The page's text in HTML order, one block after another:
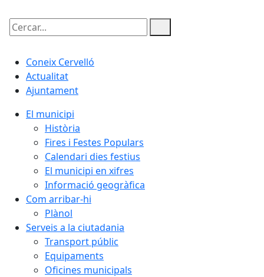
Cercar:
Coneix Cervelló
Actualitat
Ajuntament
El municipi
Història
Fires i Festes Populars
Calendari dies festius
El municipi en xifres
Informació geogràfica
Com arribar-hi
Plànol
Serveis a la ciutadania
Transport públic
Equipaments
Oficines municipals